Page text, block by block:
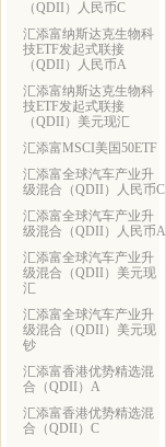
（QDII）人民币C
汇添富纳斯达克生物科
技ETF发起式联接
（QDII）人民币A
汇添富纳斯达克生物科
技ETF发起式联接
（QDII）美元现汇
汇添富MSCI美国50ETF
汇添富全球汽车产业升
级混合（QDII）人民币C
汇添富全球汽车产业升
级混合（QDII）人民币A
汇添富全球汽车产业升
级混合（QDII）美元现
汇
汇添富全球汽车产业升
级混合（QDII）美元现
钞
汇添富香港优势精选混
合（QDII）A
汇添富香港优势精选混
合（QDII）C